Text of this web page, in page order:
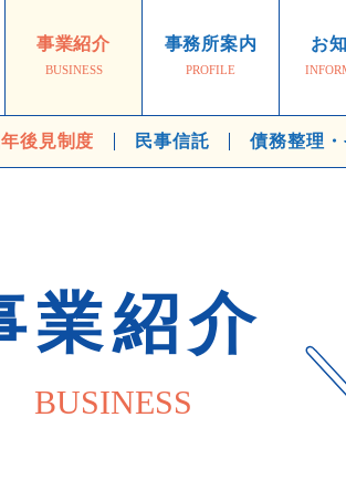
事業紹介
BUSINESS
後見制度 民事信託 債務整理
事務所案内
PROFILE
お
業紹介
BUSINESS